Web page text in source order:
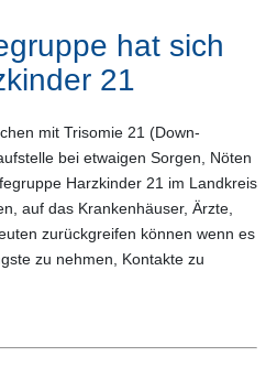
hat sich
21
mit Trisomie 21 (Down-
bei etwaigen Sorgen, Nöten
Harzkinder 21 im Landkreis
auf das Krankenhäuser, Ärzte,
zurückgreifen können wenn es
zu nehmen, Kontakte zu